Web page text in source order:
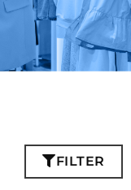
FILTER